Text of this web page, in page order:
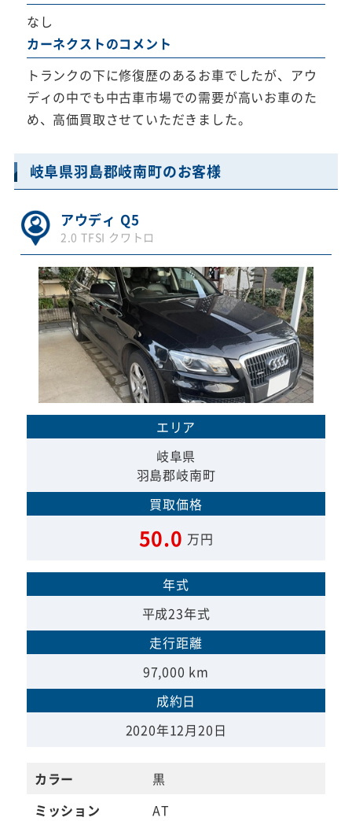
なし
カーネクストのコメント
トランクの下に修復歴のあるお車でしたが、アウ
ディの中でも中古車市場での需要が高いお車のた
め、高価買取させていただきました。
岐阜県羽島郡岐南町のお客様
アウディ Q5
2.0 TFSI クワトロ
エリア
岐阜県
羽島郡岐南町
買取価格
50.0 万円
年式
平成23年式
走行距離
97,000 km
成約日
2020年12月20日
カラー
黒
ミッション
AT